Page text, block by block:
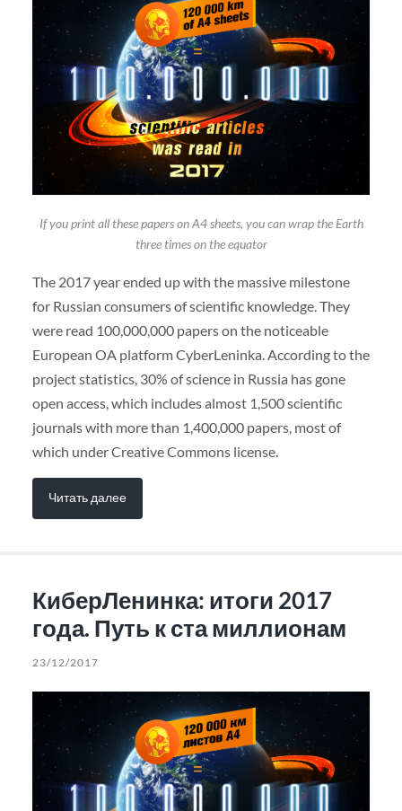
If you print all these papers on A4 sheets, you can wrap the Earth
three times on the equator
The 2017 year ended up with the massive milestone
for Russian consumers of scientific knowledge. They
were read 100,000,000 papers on the noticeable
European OA platform CyberLeninka. According to the
project statistics, 30% of science in Russia has gone
open access, which includes almost 1,500 scientific
journals with more than 1,400,000 papers, most of
which under Creative Commons license.
Читать далее
КиберЛенинка: итоги 2017
года. Путь к ста миллионам
23/12/2017